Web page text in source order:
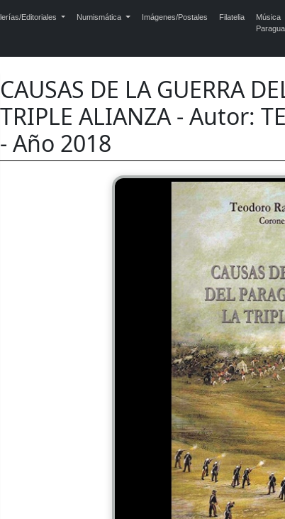
Editoriales Numismática Imágenes/Postales Filatelia
Música
CAUSAS DE LA GUERRA
TRIPLE ALIANZA - Autor:
- Año 2018